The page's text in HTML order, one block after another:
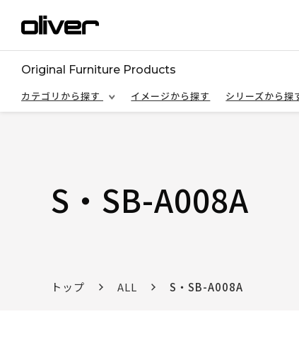
Original Furniture Products
カテゴリから探す
イメージから探す シリーズから探
S・SB-A008A
トップ ALL S・SB-A008A